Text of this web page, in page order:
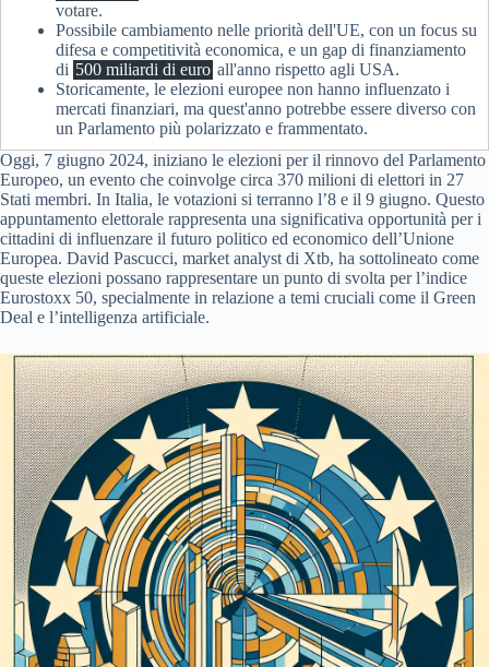
votare.
Possibile cambiamento nelle priorità dell'UE, con un focus su
difesa e competitività economica, e un gap di finanziamento
di 500 miliardi di euro all'anno rispetto agli USA.
Storicamente, le elezioni europee non hanno influenzato i
mercati finanziari, ma quest'anno potrebbe essere diverso con
un Parlamento più polarizzato e frammentato.
Oggi, 7 giugno 2024, iniziano le elezioni per il rinnovo del Parlamento
Europeo, un evento che coinvolge circa 370 milioni di elettori in 27
Stati membri. In Italia, le votazioni si terranno l’8 e il 9 giugno. Questo
appuntamento elettorale rappresenta una significativa opportunità per i
cittadini di influenzare il futuro politico ed economico dell’Unione
Europea. David Pascucci, market analyst di Xtb, ha sottolineato come
queste elezioni possano rappresentare un punto di svolta per l’indice
Eurostoxx 50, specialmente in relazione a temi cruciali come il Green
Deal e l’intelligenza artificiale.